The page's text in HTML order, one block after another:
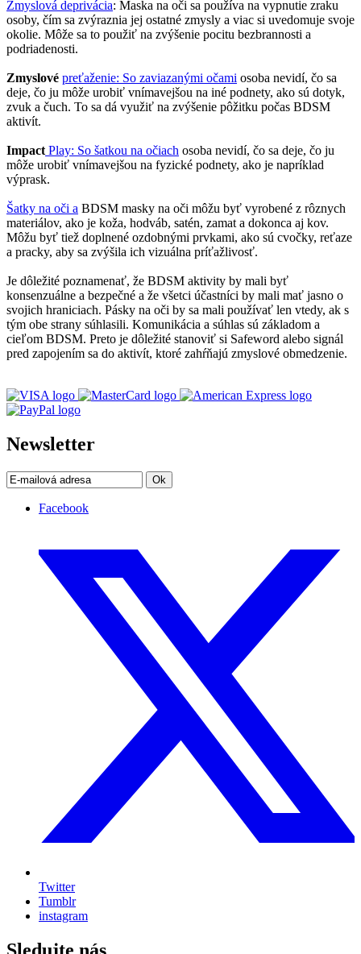
Zmyslová deprivácia: Maska na oči sa používa na vypnutie zraku
osoby, čím sa zvýraznia jej ostatné zmysly a viac si uvedomuje svoje
okolie. Môže sa to použiť na zvýšenie pocitu bezbrannosti a
podriadenosti.
Zmyslové preťaženie: So zaviazanými očami osoba nevidí, čo sa
deje, čo ju môže urobiť vnímavejšou na iné podnety, ako sú dotyk,
zvuk a čuch. To sa dá využiť na zvýšenie pôžitku počas BDSM
aktivít.
Impact Play: So šatkou na očiach osoba nevidí, čo sa deje, čo ju
môže urobiť vnímavejšou na fyzické podnety, ako je napríklad
výprask.
Šatky na oči a BDSM masky na oči môžu byť vyrobené z rôznych
materiálov, ako je koža, hodváb, satén, zamat a dokonca aj kov.
Môžu byť tiež doplnené ozdobnými prvkami, ako sú cvočky, reťaze
a pracky, aby sa zvýšila ich vizuálna príťažlivosť.
Je dôležité poznamenať, že BDSM aktivity by mali byť
konsenzuálne a bezpečné a že všetci účastníci by mali mať jasno o
svojich hraniciach. Pásky na oči by sa mali používať len vtedy, ak s
tým obe strany súhlasili. Komunikácia a súhlas sú základom a
cieľom BDSM. Preto je dôležité stanoviť si Safeword alebo signál
pred zapojením sa do aktivít, ktoré zahŕňajú zmyslové obmedzenie.
Newsletter
Ok
Facebook
Twitter
Tumblr
instagram